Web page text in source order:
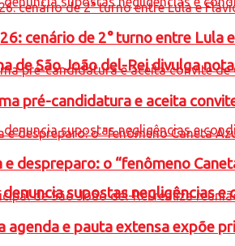
de São João del-Rei divulga
supostas negligências e
cenário de 2° turno entre
pré-candidatura e aceita
e despreparo: o “fenômeno
agenda e pauta extensa expõe